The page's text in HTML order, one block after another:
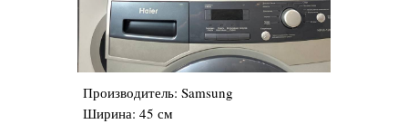
Производитель: Samsung
Ширина: 45 см